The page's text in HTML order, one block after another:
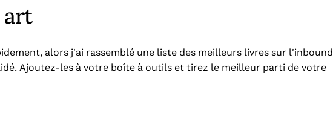
alors j'ai rassemblé une liste des meilleurs livres sur l'inbound
Ajoutez-les à votre boîte à outils et tirez le meilleur parti de votre